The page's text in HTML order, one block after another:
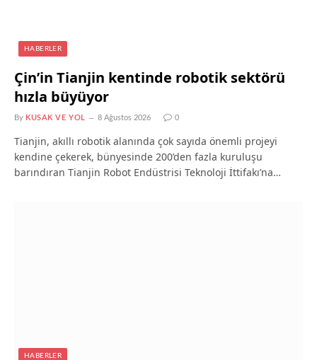
HABERLER
Çin’in Tianjin kentinde robotik sektörü
hızla büyüyor
By KUSAK VE YOL 8 Ağustos 2026 0
Tianjin, akıllı robotik alanında çok sayıda önemli projeyi
kendine çekerek, bünyesinde 200’den fazla kuruluşu
barındıran Tianjin Robot Endüstrisi Teknoloji İttifakı’na…
HABERLER